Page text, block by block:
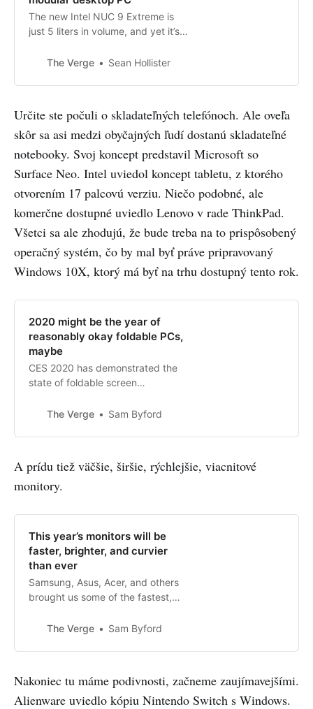
The new Intel NUC 9 Extreme is
just 5 liters in volume, and yet it’s
than desktops twice its size,
that let you swap out its CPU,
ports.
The Verge Sean Hollister
Určite ste počuli o skladateľných telefónoch. Ale oveľa
skôr sa asi medzi obyčajných ľudí dostanú skladateľné
notebooky. Svoj koncept predstavil Microsoft so
Surface Neo. Intel uviedol koncept tabletu, z ktorého
otvorením 17 palcovú verziu. Niečo podobné, ale
komerčne dostupné uviedlo Lenovo v rade ThinkPad.
Všetci sa ale zhodujú, že bude treba na to prispôsobený
operačný systém, čo by mal byť práve pripravovaný
Windows 10X, ktorý má byť na trhu dostupný tento rok.
2020 might be the year of
reasonably okay foldable PCs,
maybe
CES 2020 has demonstrated the
state of foldable screen
showings have convinced me that
some point. On the other, they’ve
some way off.
The Verge Sam Byford
A prídu tiež väčšie, širšie, rýchlejšie, viacnitové
monitory.
This year’s monitors will be
faster, brighter, and curvier
than ever
Samsung, Asus, Acer, and others
brought us some of the fastest,
monitors ever at CES 2020,
rate, 1000R curvature, DisplayHDR
The Verge Sam Byford
Nakoniec tu máme podivnosti, začneme zaujímavejšími.
Alienware uviedlo kópiu Nintendo Switch s Windows.